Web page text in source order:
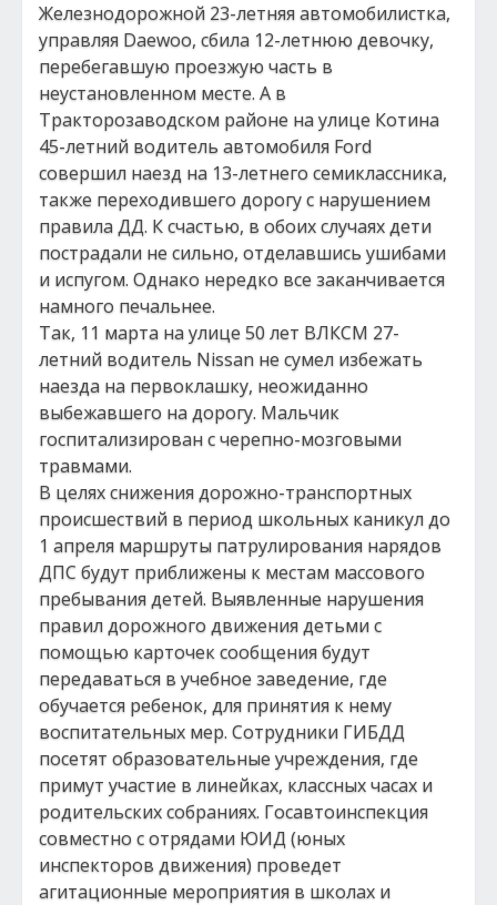
Железнодорожной 23-летняя автомобилистка,
управляя Daewoo, сбила 12-летнюю девочку,
перебегавшую проезжую часть в
неустановленном месте. А в
Тракторозаводском районе на улице Котина
45-летний водитель автомобиля Ford
совершил наезд на 13-летнего семиклассника,
также переходившего дорогу с нарушением
правила ДД. К счастью, в обоих случаях дети
пострадали не сильно, отделавшись ушибами
и испугом. Однако нередко все заканчивается
намного печальнее.
Так, 11 марта на улице 50 лет ВЛКСМ 27-
летний водитель Nissan не сумел избежать
наезда на первоклашку, неожиданно
выбежавшего на дорогу. Мальчик
госпитализирован с черепно-мозговыми
травмами.
В целях снижения дорожно-транспортных
происшествий в период школьных каникул до
1 апреля маршруты патрулирования нарядов
ДПС будут приближены к местам массового
пребывания детей. Выявленные нарушения
правил дорожного движения детьми с
помощью карточек сообщения будут
передаваться в учебное заведение, где
обучается ребенок, для принятия к нему
воспитательных мер. Сотрудники ГИБДД
посетят образовательные учреждения, где
примут участие в линейках, классных часах и
родительских собраниях. Госавтоинспекция
совместно с отрядами ЮИД (юных
инспекторов движения) проведет
агитационные мероприятия в школах и